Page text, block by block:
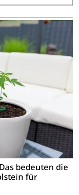
bedeuten die
für